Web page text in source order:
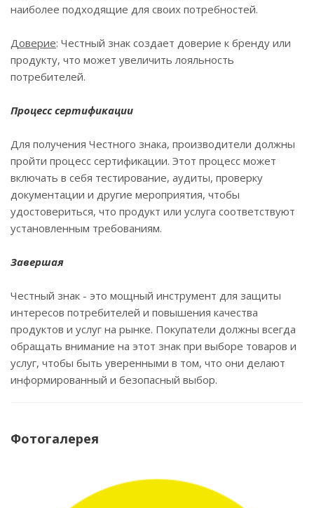
наиболее подходящие для своих потребностей.
Доверие: Честный знак создает доверие к бренду или
продукту, что может увеличить лояльность
потребителей.
Процесс сертификации
Для получения Честного знака, производители должны
пройти процесс сертификации. Этот процесс может
включать в себя тестирование, аудиты, проверку
документации и другие мероприятия, чтобы
удостовериться, что продукт или услуга соответствуют
установленным требованиям.
Завершая
Честный знак - это мощный инструмент для защиты
интересов потребителей и повышения качества
продуктов и услуг на рынке. Покупатели должны всегда
обращать внимание на этот знак при выборе товаров и
услуг, чтобы быть уверенными в том, что они делают
информированный и безопасный выбор.
Фотогалерея